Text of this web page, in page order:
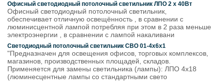
Офисный светодиодный потолочный светильник ЛПО 2 x 40Вт
Офисный светодиодный потолочный светильник,
обеспечивает отличную освещённость , в сравнении с
люминисцентной лампой потребляя при этом в 2 раза меньше
электроэнергии , в сравнении с лампой накаливани
Светодиодный потолочный светильник СВО 01-4х6х1
"Предназначен для освещения офисов, торговых комплексов,
магазинов, производственных площадей, складов.
Применяется для замены светильника (лампы): ЛПО 4х18
(люминесцентные лампы со стандартными свето